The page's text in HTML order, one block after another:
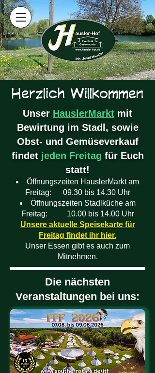
Herzlich Willkommen
Unser HauslerMarkt mit
Bewirtung im Stadl, sowie
Obst- und Gemüseverkauf
findet jeden Freitag für Euch
statt!
Öffnungszeiten HauslerMarkt am
Freitag: 09.30 bis 14.30 Uhr
Öffnungszeiten Stadlküche am
Freitag: 10.00 bis 14.00 Uhr
Unsere aktuelle Speisekarte für
Freitag findet ihr hier.
Unser Essen gibt es auch zum
Mitnehmen.
Die nächsten
Veranstaltungen bei uns: